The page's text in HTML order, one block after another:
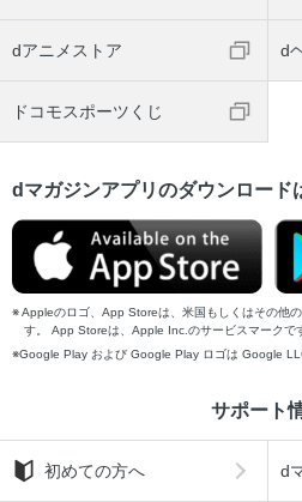
dアニメストア d
ドコモスポーツくじ
dマガジンアプリのダウンロード
Appleのロゴ、App Storeは、米国もしくはその他
す。 App Storeは、Apple Inc.のサービスマークで
Google Play および Google Play ロゴは Google
サポート
初めての方へ d